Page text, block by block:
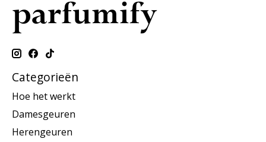
Categorieën
Hoe het werkt
Damesgeuren
Herengeuren